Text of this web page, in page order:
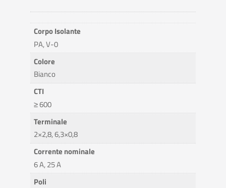
Corpo Isolante
PA, V-0
Colore
Bianco
CTI
≥ 600
Terminale
2×2,8, 6,3×0,8
Corrente nominale
6 A, 25 A
Poli